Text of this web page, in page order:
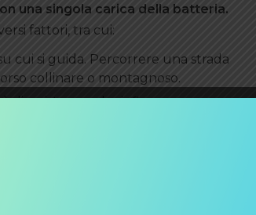
una singola carica della batteria.
fattori, tra cui:
cui si guida. Percorrere una strada
collinare o montagnoso.
di assistenza, che influenzeranno
una maggiore richiesta di energia e
influenzerà l’autonomia. Maggiore è
di conseguenza minore sarà